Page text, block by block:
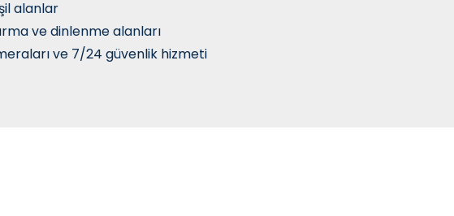
alanlar
ve dinlenme alanları
ve 7/24 güvenlik hizmeti